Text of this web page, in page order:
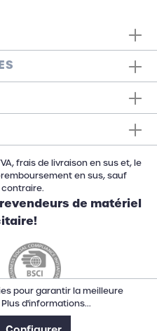
frais de livraison en sus et, le
en sus, sauf
de matériel
pour garantir la meilleure
Plus d'informations...